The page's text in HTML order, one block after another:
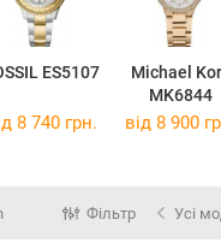
ES5107
Michael
MK6844
8 740 грн. від 8 900
Фільтр Усі